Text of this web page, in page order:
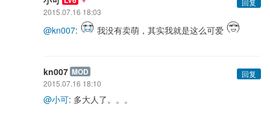
2015.07.16 18:03
@kn007: 我没有卖萌，其实我就是这么可爱
kn007 MOD
回复
2015.07.16 18:10
@小可: 多大人了。。。